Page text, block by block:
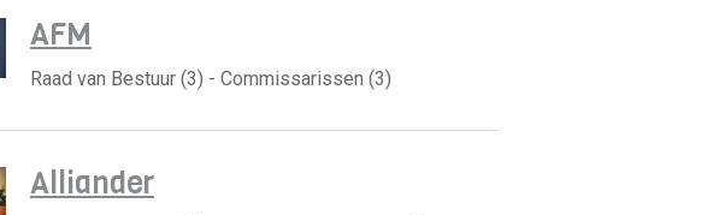
AFM
Raad van Bestuur (3) - Commissarissen (3)
Alliander